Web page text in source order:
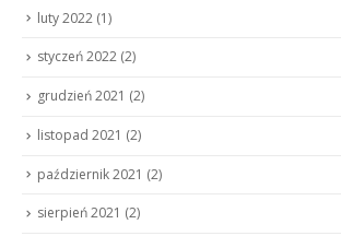
luty 2022 (1)
styczeń 2022 (2)
grudzień 2021 (2)
listopad 2021 (2)
październik 2021 (2)
sierpień 2021 (2)